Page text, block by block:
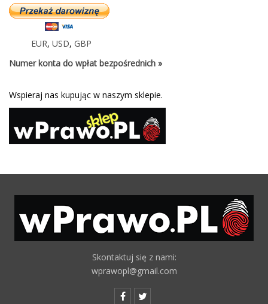
EUR, USD, GBP
Numer konta do wpłat bezpośrednich »
Wspieraj nas kupując w naszym sklepie.
Skontaktuj się z nami:
wprawopl@gmail.com